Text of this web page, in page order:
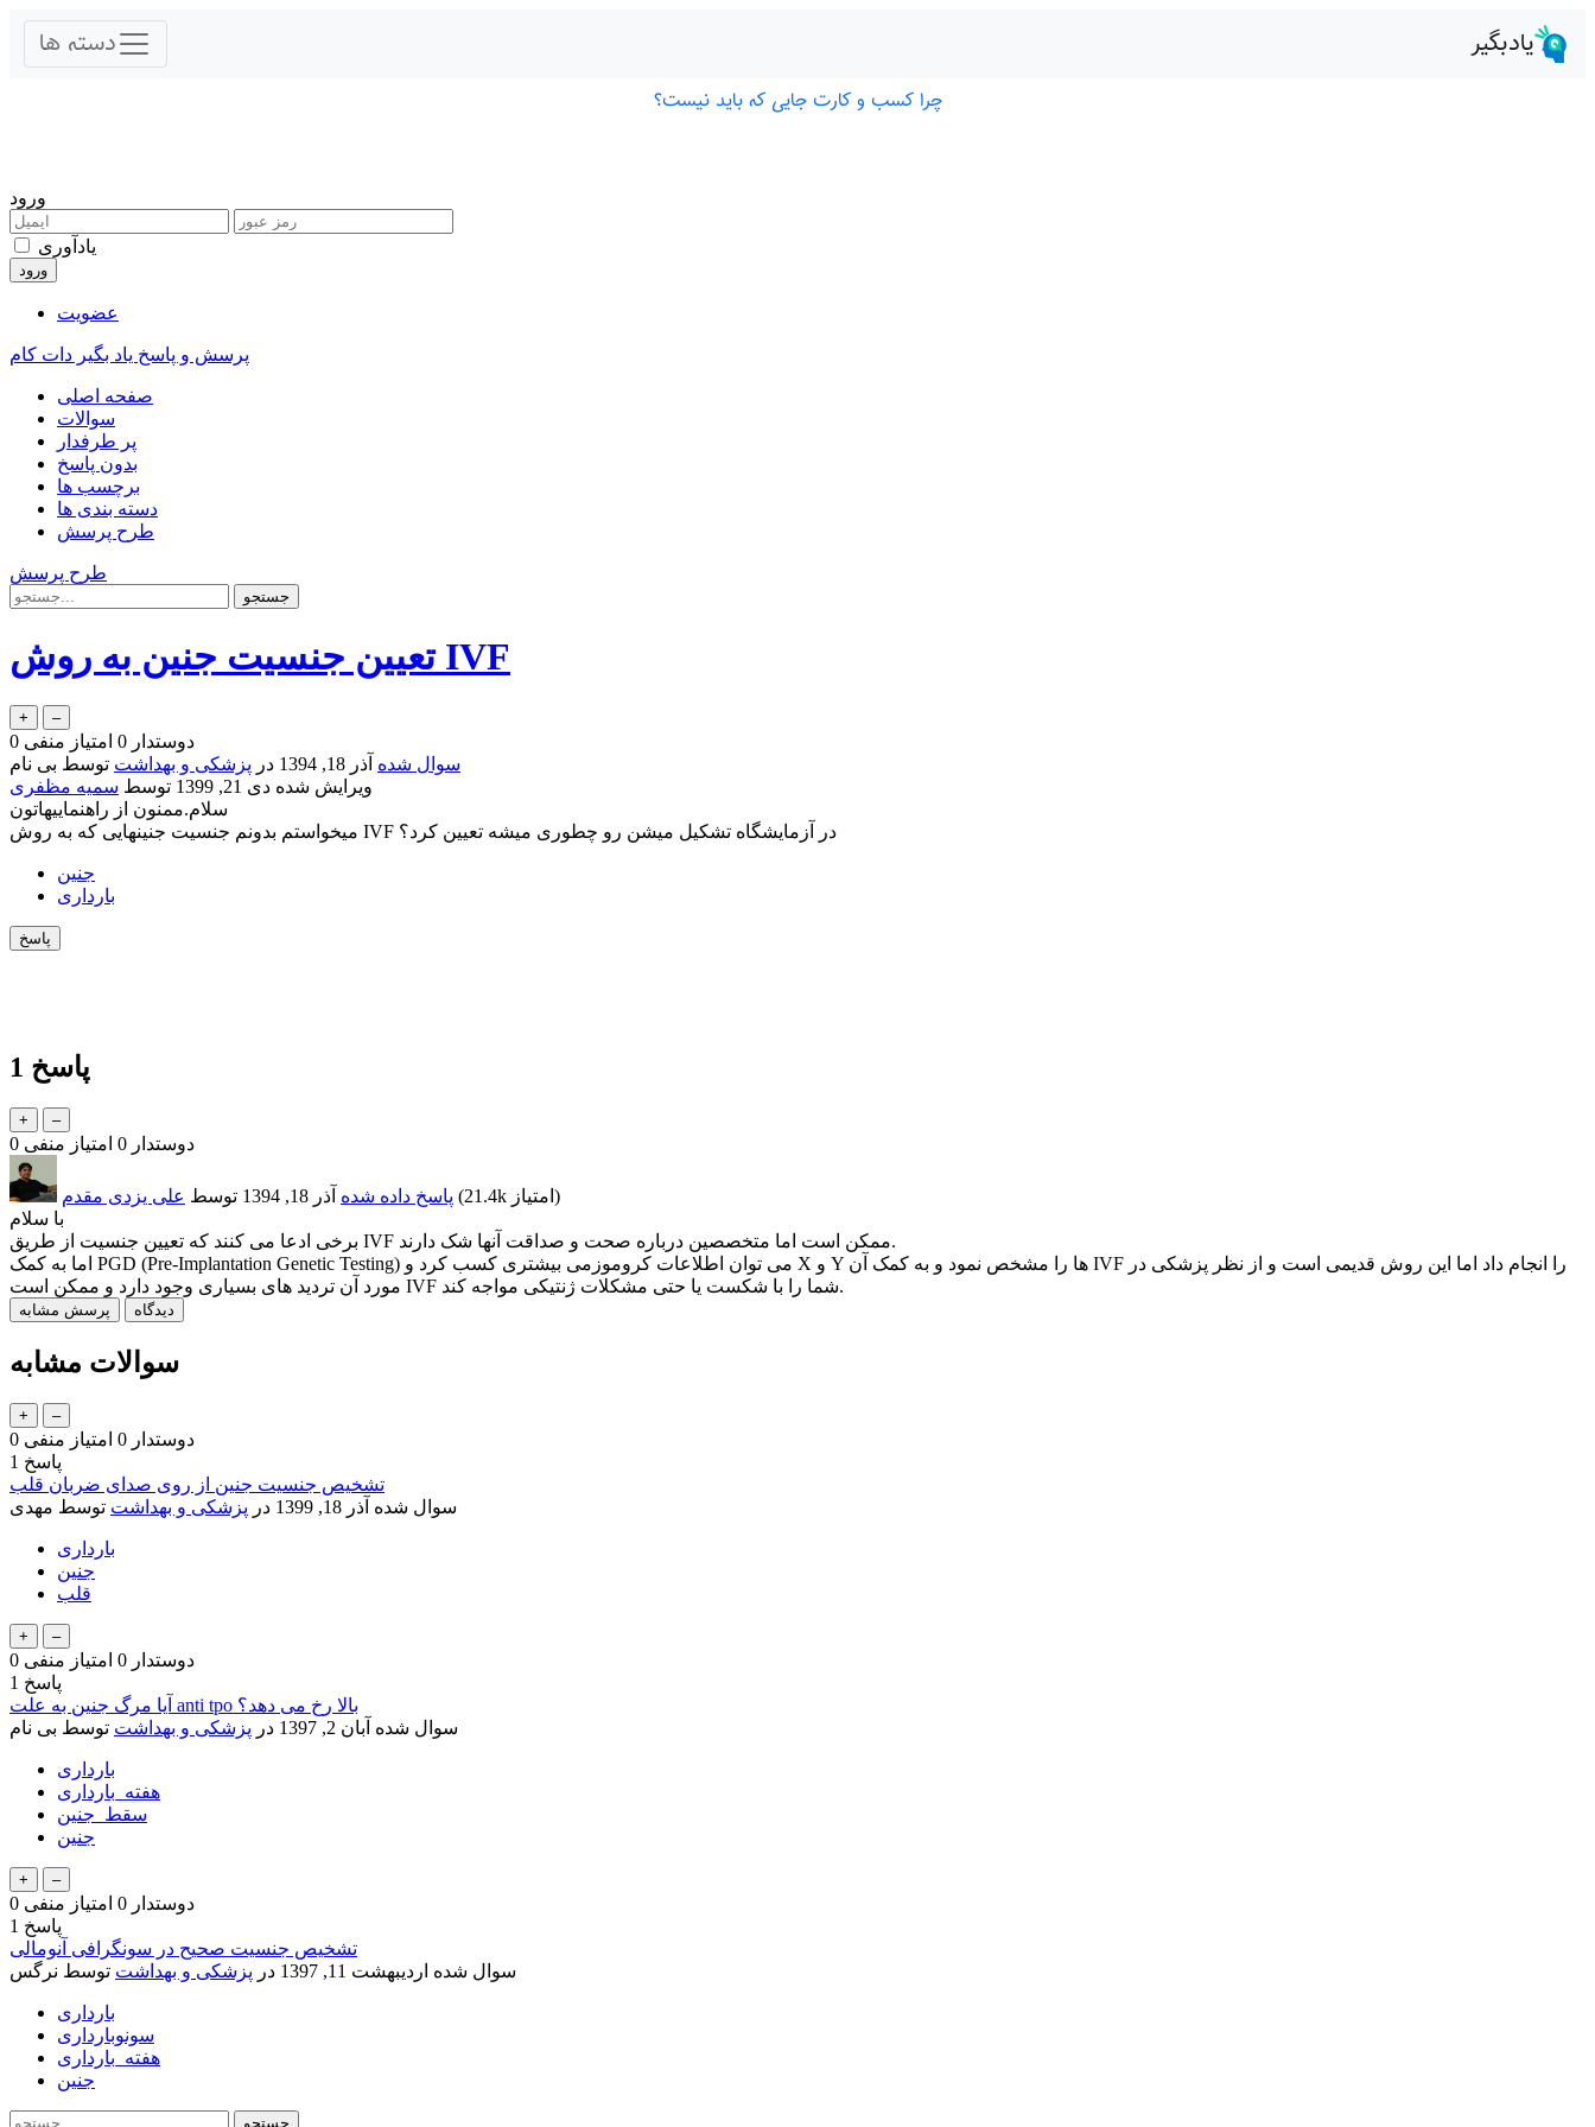
ورود
یادآوری
عضویت
پرسش و پاسخ یاد بگیر دات کام
صفحه اصلی
سوالات
پر طرفدار
بدون پاسخ
برچسب ها
دسته بندی ها
طرح پرسش
طرح پرسش
تعیین جنسیت جنین به روش IVF
0 دوستدار 0 امتیاز منفی
سوال شده آذر 18, 1394 در پزشکی و بهداشت توسط بی نام
ویرایش شده دی 21, 1399 توسط سمیه مظفری
سلام.ممنون از راهنماییهاتون
میخواستم بدونم جنسیت جنینهایی که به روش IVF در آزمایشگاه تشکیل میشن رو چطوری میشه تعیین کرد؟
جنین
بارداری
1 پاسخ
0 دوستدار 0 امتیاز منفی
پاسخ داده شده آذر 18, 1394 توسط علی یزدی مقدم ( 21.4k
امتیاز)
با سلام
برخی ادعا می کنند که تعیین جنسیت از طریق IVF ممکن است اما متخصصین درباره صحت و صداقت آنها شک دارند.
اما به کمک PGD (Pre-Implantation Genetic Testing) می توان اطلاعات کروموزمی بیشتری کسب کرد و X و Y ها را مشخص نمود و به کمک آن IVF را انجام داد اما این روش قدیمی است و از نظر پزشکی در
مورد آن تردید های بسیاری وجود دارد و ممکن است IVF شما را با شکست یا حتی مشکلات ژنتیکی مواجه کند.
سوالات مشابه
0 دوستدار 0 امتیاز منفی
1 پاسخ
تشخیص جنسیت جنین از روی صدای ضربان قلب
سوال شده آذر 18, 1399 در پزشکی و بهداشت توسط مهدی
بارداری
جنین
قلب
0 دوستدار 0 امتیاز منفی
1 پاسخ
آیا مرگ جنین به علت anti tpo بالا رخ می دهد؟
سوال شده آبان 2, 1397 در پزشکی و بهداشت توسط بی نام
بارداری
هفته_بارداری
سقط_جنین
جنین
0 دوستدار 0 امتیاز منفی
1 پاسخ
تشخیص جنسیت صحیح در سونگرافی آنومالی
سوال شده اردیبهشت 11, 1397 در پزشکی و بهداشت توسط نرگس
بارداری
سونوبارداری
هفته_بارداری
جنین